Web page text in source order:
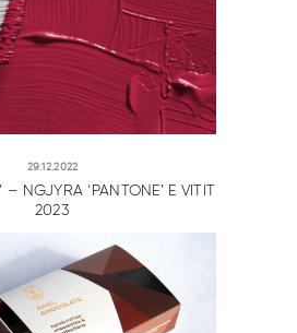
29.12.2022
– NGJYRA ‘PANTONE’ E VITIT
2023